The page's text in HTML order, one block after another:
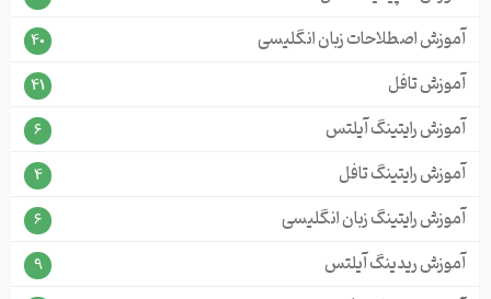
آموزش اصطلاحات زبان انگلیسی 40
آموزش تافل 41
آموزش رایتینگ آیلتس 6
آموزش رایتینگ تافل 4
آموزش رایتینگ زبان انگلیسی 6
آموزش ریدینگ آیلتس 9